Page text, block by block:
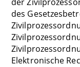
des
Elektronische